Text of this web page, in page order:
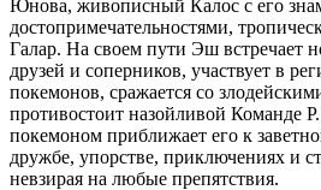
Юнова, живописный Калос с его
достопримечательностями,
Галар. На своем пути Эш встречает
друзей и соперников, участвует в
покемонов, сражается со
противостоит назойливой Команде
покемоном приближает его к
дружбе, упорстве, приключениях и
невзирая на любые препятствия.